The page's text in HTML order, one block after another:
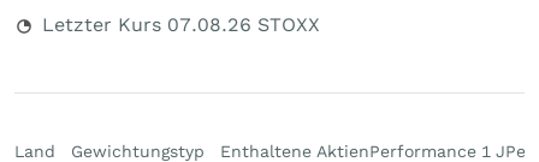
Letzter Kurs 07.08.26 STOXX
Land Gewichtungstyp Enthaltene AktienPerformance 1 J